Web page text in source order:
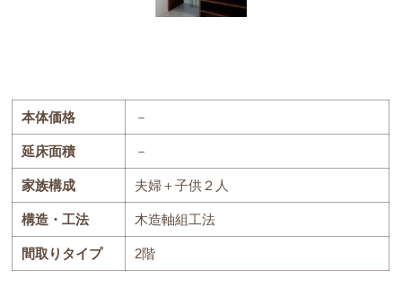
本体価格 －
延床面積 －
家族構成 夫婦＋子供２人
構造・工法 木造軸組工法
間取りタイプ 2階